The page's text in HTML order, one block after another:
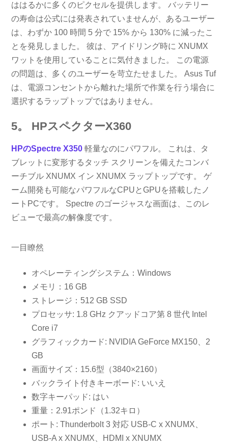
ははるかに多くのピクセルを提供します。 バッテリー
の寿命は公式には発表されていませんが、あるユーザー
は、わずか 100 時間 5 分で 15% から 130% に減ったこ
とを発見しました。 彼は、アイドリング時に XNUMX
ワットを使用していることに気付きました。 この電源
の問題は、多くのユーザーを苛立たせました。 Asus Tuf
は、電源コンセントから離れた場所で作業を行う場合に
選択するラップトップではありません。
5。 HPスペクターX360
HPのSpectre X350 軽量なのにパワフル。 これは、タ
ブレットに変形するタッチ スクリーンを備えたコンバ
ーチブル XNUMX イン XNUMX ラップトップです。 ゲ
ーム開発も可能なパワフルなCPUとGPUを搭載したノ
ートPCです。 Spectre のゴージャスな画面は、このレ
ビューで最高の解像度です。
一目瞭然
オペレーティングシステム：Windows
メモリ：16 GB
ストレージ：512 GB SSD
プロセッサ: 1.8 GHz クアッドコア第 8 世代 Intel
Core i7
グラフィックカード: NVIDIA GeForce MX150、2
GB
画面サイズ：15.6型（3840×2160）
バックライト付きキーボード: いいえ
数字キーパッド: はい
重量：2.91ポンド（1.32キロ）
ポート: Thunderbolt 3 対応 USB-C x XNUMX、
USB-A x XNUMX、HDMI x XNUMX